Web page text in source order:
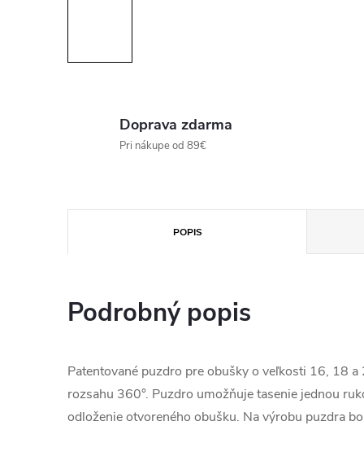
Doprava zdarma
Pri nákupe od 89€
POPIS
Podrobný popis
Patentované puzdro pre obušky o veľkosti 16, 18
rozsahu 360°. Puzdro umožňuje tasenie jednou
odloženie otvoreného obušku. Na výrobu puzdra